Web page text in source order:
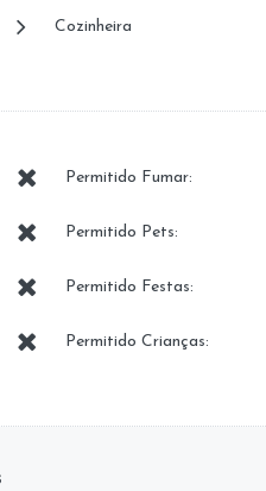
Cozinheira
Permitido Fumar:
Permitido Pets:
Permitido Festas:
Permitido Crianças: